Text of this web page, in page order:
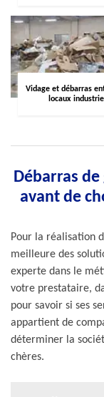
Vidage et débarras
locaux
Débarras
avant de
Pour la réalisation
meilleure des
experte dans le
votre prestataire,
pour savoir si ses
appartient de
déterminer la
chères.